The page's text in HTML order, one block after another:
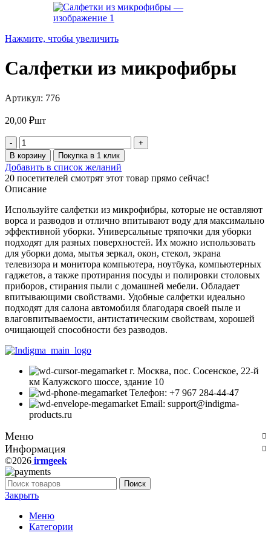
Нажмите, чтобы увеличить
Салфетки из микрофибры
Артикул: 776
20,00 ₽шт
Количество
товара
Салфетки
из
микрофибры
В корзину Покупка в 1 клик
Добавить в список желаний
20 посетителей смотрят этот товар прямо сейчас!
Описание
Используйте салфетки из микрофибры, которые не оставляют
ворса и разводов и отлично впитывают воду для максимально
эффективной уборки. Универсальные тряпочки для уборки
подходят для разных поверхностей. Их можно использовать
для уборки дома, мытья зеркал, окон, стекол, экрана
телевизора и монитора компьютера, ноутбука, компьютерных
гаджетов, а также протирания посуды и полировки столовых
приборов, стирания пыли с домашней мебели. Обладает
впитывающими свойствами. Удобные салфетки идеально
подходят для салона автомобиля благодаря своей пыле и
влаговпитываемости, антистатическим свойствам, хорошей
очищающей способности без разводов.
г. Москва, пос. Сосенское, 22-й
км Калужского шоссе, здание 10
Телефон: +7 967 284-44-47
Email: support@indigma-
products.ru
Меню
Информация
©2026 irmgeek
Поиск
Закрыть
Меню
Категории